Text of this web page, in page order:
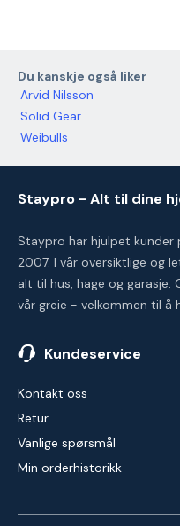
Du kanskje også liker
Arvid Nilsson
Solid Gear
Weibulls
Staypro - Alt til dine
Staypro har hjulpet kunder
2007. I vår oversiktlige og
alt til hus, hage og garasje.
vår greie - velkommen til å
Kundeservice
Kontakt oss
Retur
Vanlige spørsmål
Min orderhistorikk